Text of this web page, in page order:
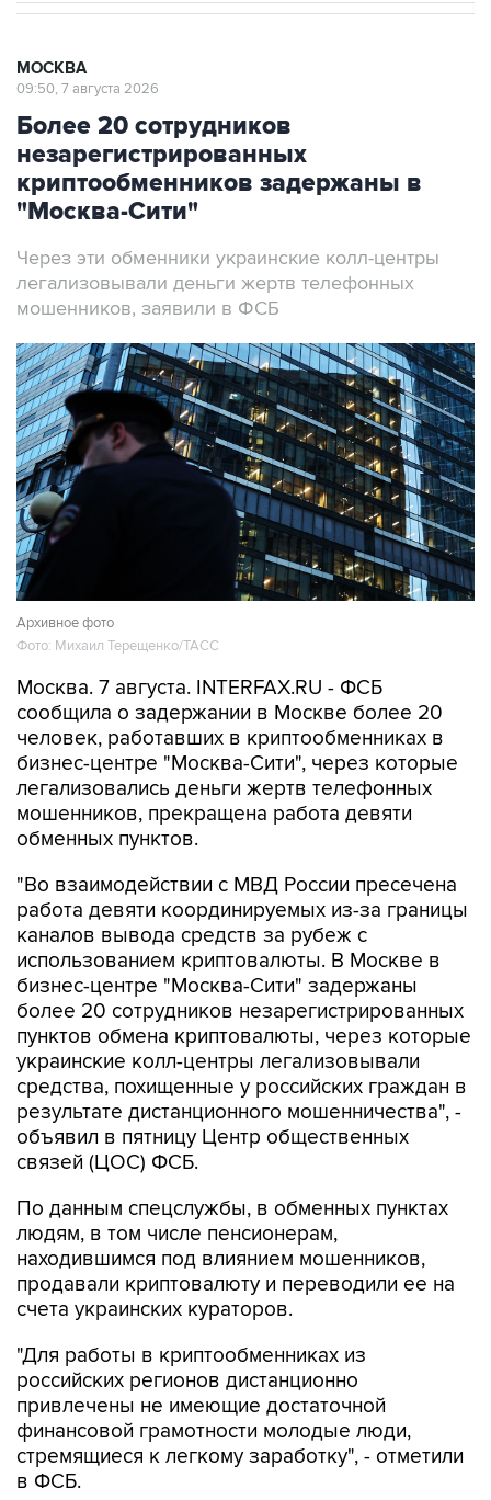
Более 20 сотрудников
незарегистрированных
криптообменников задержаны в
"Москва-Сити"
Через эти обменники украинские колл-центры
мошенников, заявили в ФСБ
Архивное фото
Фото: Михаил Терещенко/ТАСС
Москва. 7 августа. INTERFAX.RU - ФСБ
человек, работавших в криптообменниках в
бизнес-центре "Москва-Сити", через которые
легализовались деньги жертв телефонных
мошенников, прекращена работа девяти
обменных пунктов.
"Во взаимодействии с МВД России пресечена
каналов вывода средств за рубеж с
использованием криптовалюты. В Москве в
бизнес-центре "Москва-Сити" задержаны
более 20 сотрудников незарегистрированных
пунктов обмена криптовалюты, через которые
украинские колл-центры легализовывали
средства, похищенные у российских граждан в
результате дистанционного мошенничества", -
объявил в пятницу Центр общественных
связей (ЦОС) ФСБ.
По данным спецслужбы, в обменных пунктах
находившимся под влиянием мошенников,
продавали криптовалюту и переводили ее на
счета украинских кураторов.
"Для работы в криптообменниках из
привлечены не имеющие достаточной
финансовой грамотности молодые люди,
стремящиеся к легкому заработку", - отметили
в ФСБ.
Также, добавили в ЦОС, задержаны пособники